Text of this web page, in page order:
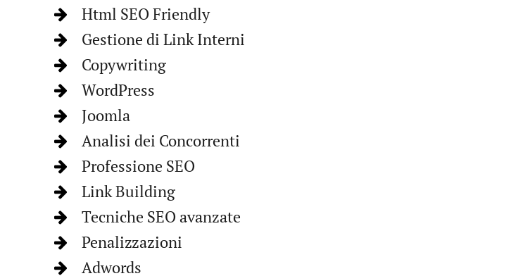
Html SEO Friendly
Gestione di Link Interni
Copywriting
WordPress
Joomla
Analisi dei Concorrenti
Professione SEO
Link Building
Tecniche SEO avanzate
Penalizzazioni
Adwords